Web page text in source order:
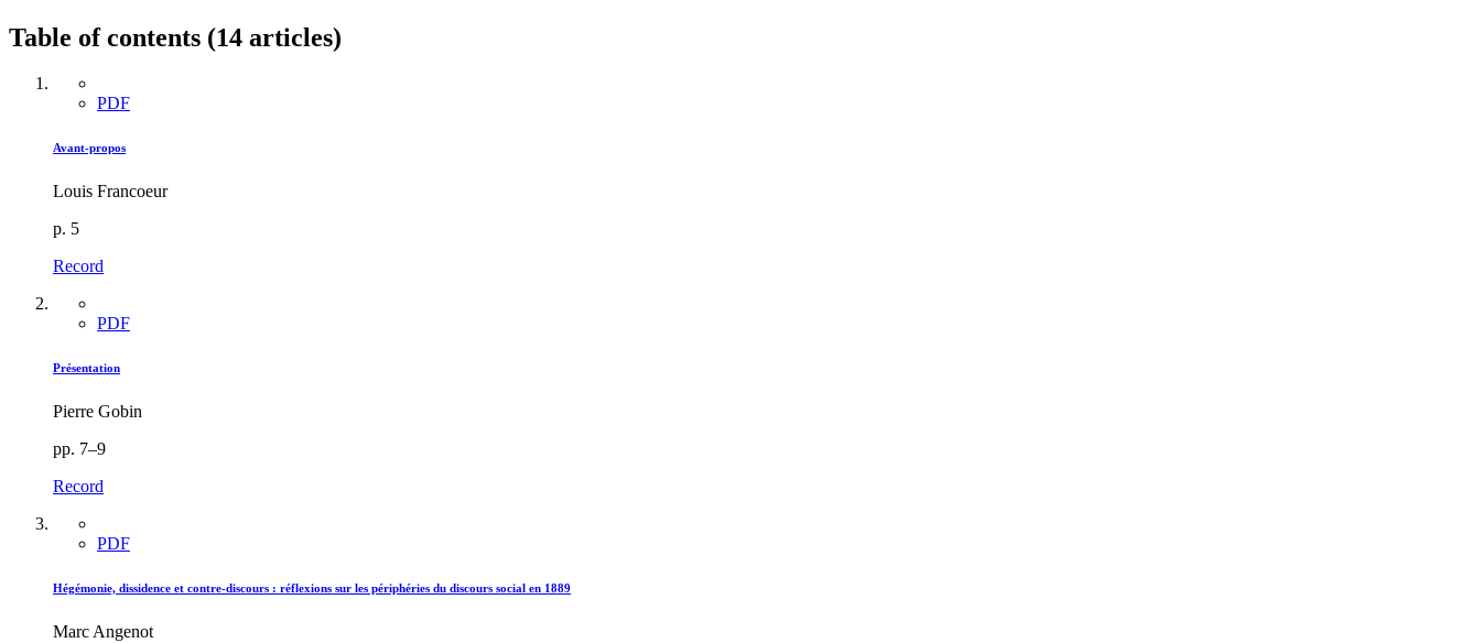
Table of contents (14 articles)
PDF
Avant-propos
Louis Francoeur
p. 5
Record
PDF
Présentation
Pierre Gobin
pp. 7–9
Record
PDF
Hégémonie, dissidence et contre-discours : réflexions sur les périphéries du discours social en 1889
Marc Angenot